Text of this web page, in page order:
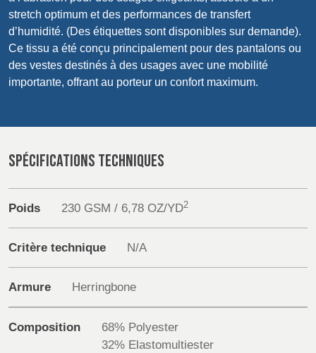
Products
Sustainability
Media
Contact
Recherche Avancée
Connexion
NAUMD 2026 (1)
FUTURE FORCES
(1)
SLOVAKIA
LATVIA
FINLANDE
FRANCE, ITALY,
MOROCCO,
GERMANY,
SWITZERLAND
GREECE,
HUNGARY,
ROMANIA
ICELAND,
stretch optimum et des performances de transfert
d’humidité. (Des étiquettes sont disponibles sur demande).
Ce tissu a été conçu principalement pour des pantalons ou
des vestes destinés à des usages avec une mobilité
importante, offrant au porteur un confort maximum.
SPÉCIFICATIONS TECHNIQUES
Poids 230 GSM / 6,78 OZ/YD2
Critère technique N/A
Armure Herringbone
Composition
68% Polyester
32% Elastomultiester